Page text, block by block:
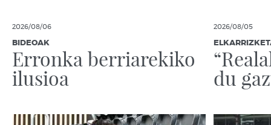
2026/08/06
BIDEOAK
Erronka berriarekiko
ilusioa
2026/08/05
du